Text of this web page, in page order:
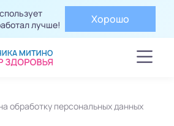
лучше! Хорошо
обработку персональных данных